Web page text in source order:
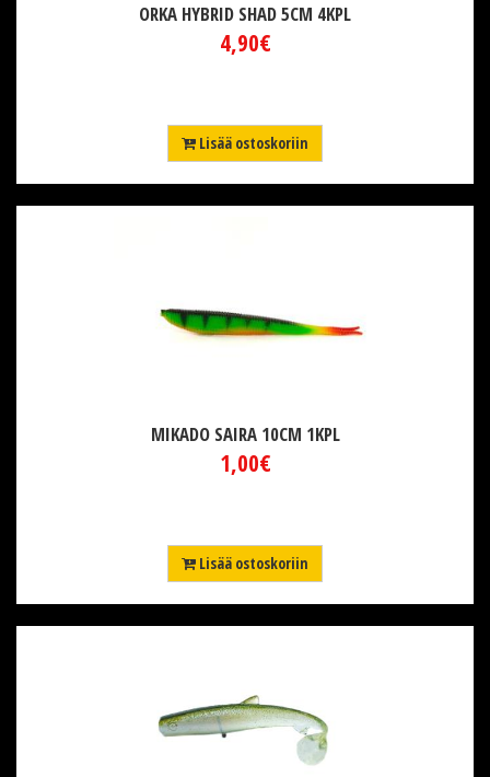
ORKA HYBRID SHAD 5CM 4KPL
4,90€
Lisää ostoskoriin
MIKADO SAIRA 10CM 1KPL
1,00€
Lisää ostoskoriin